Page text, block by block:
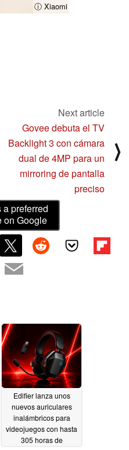
ⓘ Xiaomi
Next article
Govee debuta el TV
Backlight 3 con cámara
dual de 4MP para un
mirroring de pantalla
preciso
⟩
a preferred
on Google
Edifier lanza unos
nuevos auriculares
inalámbricos para
videojuegos con hasta
305 horas de